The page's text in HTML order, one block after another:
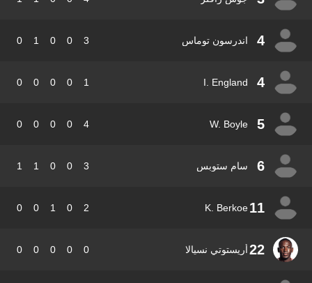
4 اندرسون توماس 0
1
4
I. England
0
0
0
5
W. Boyle
0
0
0
0
6 سام ستوبس 0
1
11
K. Berkoe
1
0
22 أريستوتي نسيالا 0
0
0
0